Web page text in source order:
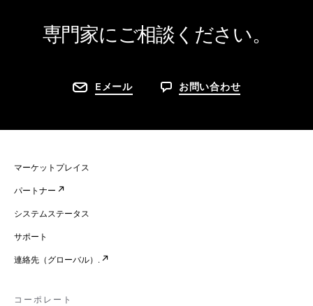
専門家にご相談ください。
Eメール お問い合わせ
マーケットプレイス
パートナー
システムステータス
サポート
連絡先（グローバル）.
コーポレート